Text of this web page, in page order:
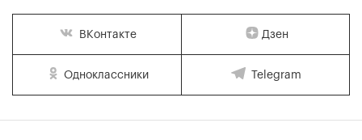
ВКонтакте Дзен
Одноклассники Telegram